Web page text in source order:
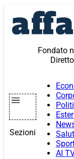
contenuto
Fondato
Sezioni
AI